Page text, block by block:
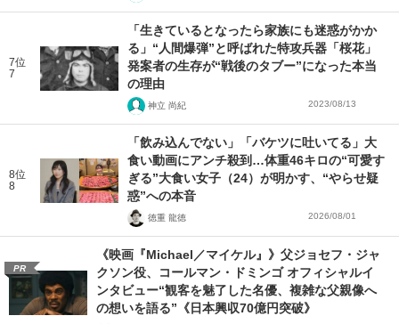
7位
7
「生きているとなったら家族にも迷惑がかか
る」“人間爆弾”と呼ばれた特攻兵器「桜花」
発案者の生存が“戦後のタブー”になった本当
の理由
神立 尚紀 2023/08/13
8位
8
「飲み込んでない」「バケツに吐いてる」大
食い動画にアンチ殺到…体重46キロの“可愛す
ぎる”大食い女子（24）が明かす、“やらせ疑
惑”への本音
徳重 龍徳 2026/08/01
PR
《映画『Michael／マイケル』》父ジョセフ・ジャ
クソン役、コールマン・ドミンゴ オフィシャルイ
ンタビュー“観客を魅了した名優、複雑な父親像へ
の想いを語る”《日本興収70億円突破》